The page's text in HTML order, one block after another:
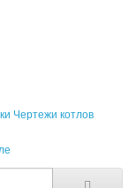
Чертежи котлов